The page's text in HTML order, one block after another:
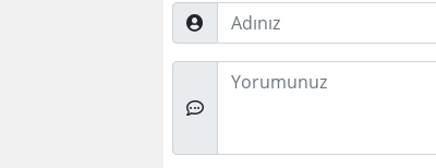
Adınız
Düşünceleriniz